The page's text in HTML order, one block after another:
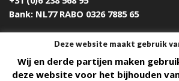
Bank: NL77 RABO 0326 7885 65
Design & Build by DON'T
Deze website maakt gebruik
Wij en derde partijen maken
deze website voor het bijhouden